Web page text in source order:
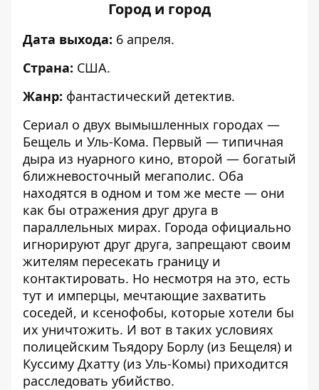
Город и город
Дата выхода: 6 апреля.
Страна: США.
Жанр: фантастический детектив.
Сериал о двух вымышленных городах —
Бещель и Уль-Кома. Первый — типичная
дыра из нуарного кино, второй — богатый
ближневосточный мегаполис. Оба
находятся в одном и том же месте — они
как бы отражения друг друга в
параллельных мирах. Города официально
игнорируют друг друга, запрещают своим
жителям пересекать границу и
контактировать. Но несмотря на это, есть
тут и имперцы, мечтающие захватить
соседей, и ксенофобы, которые хотели бы
их уничтожить. И вот в таких условиях
полицейским Тьядору Борлу (из Бещеля) и
Куссиму Дхатту (из Уль-Комы) приходится
расследовать убийство.